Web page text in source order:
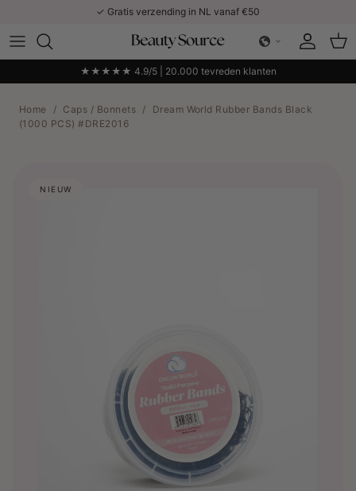
✓ Gratis verzending in NL vanaf €50
Account
★★★★★ 4.9/5 | 20.000 tevreden klanten
Home / Caps / Bonnets /
Dream World Rubber Bands Black
(1000 PCS) #DRE2016
NIEUW